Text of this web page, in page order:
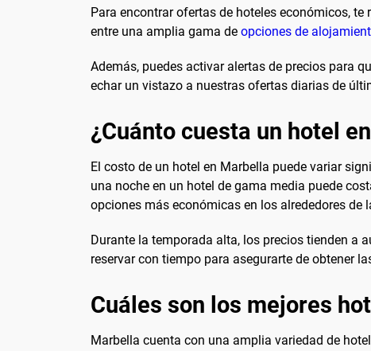
Para encontrar ofertas de hoteles económicos,
entre una amplia gama de opciones de
Además, puedes activar alertas de precios para
echar un vistazo a nuestras ofertas diarias de
¿Cuánto cuesta un hotel
El costo de un hotel en Marbella puede variar
una noche en un hotel de gama media puede
opciones más económicas en los alrededores de
Durante la temporada alta, los precios tienden a
reservar con tiempo para asegurarte de obtener
Cuáles son los mejores
Marbella cuenta con una amplia variedad de